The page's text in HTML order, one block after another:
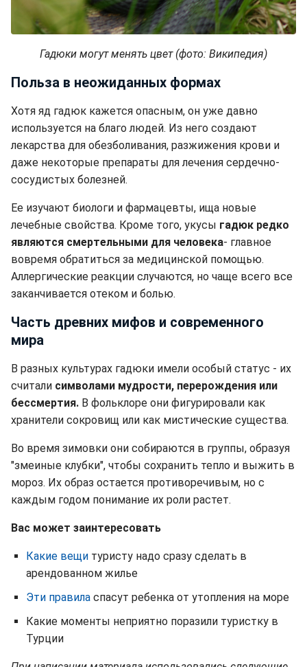
Гадюки могут менять цвет (фото: Википедия)
Польза в неожиданных формах
Хотя яд гадюк кажется опасным, он уже давно
используется на благо людей. Из него создают
лекарства для обезболивания, разжижения крови и
даже некоторые препараты для лечения сердечно-
сосудистых болезней.
Ее изучают биологи и фармацевты, ища новые
лечебные свойства. Кроме того, укусы гадюк редко
являются смертельными для человека- главное
вовремя обратиться за медицинской помощью.
Аллергические реакции случаются, но чаще всего все
заканчивается отеком и болью.
Часть древних мифов и современного
мира
В разных культурах гадюки имели особый статус - их
считали символами мудрости, перерождения или
бессмертия. В фольклоре они фигурировали как
хранители сокровищ или как мистические существа.
Во время зимовки они собираются в группы, образуя
"змеиные клубки", чтобы сохранить тепло и выжить в
мороз. Их образ остается противоречивым, но с
каждым годом понимание их роли растет.
Вас может заинтересовать
Какие вещи туристу надо сразу сделать в
арендованном жилье
Эти правила спасут ребенка от утопления на море
Какие моменты неприятно поразили туристку в
Турции